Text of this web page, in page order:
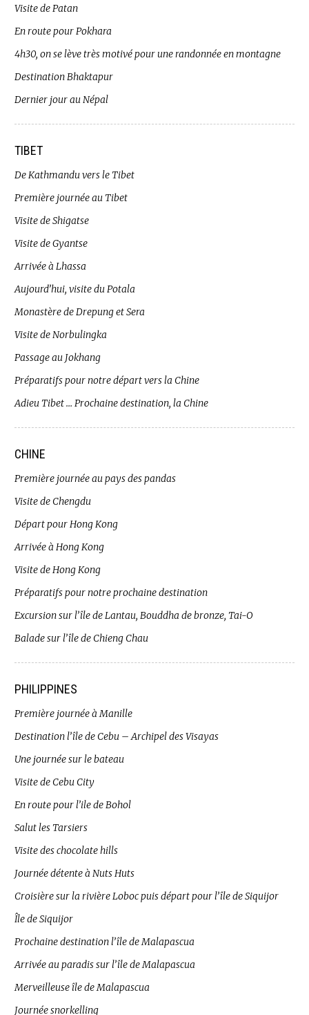
Visite de Patan
En route pour Pokhara
4h30, on se lève très motivé pour une randonnée en montagne
Destination Bhaktapur
Dernier jour au Népal
TIBET
De Kathmandu vers le Tibet
Première journée au Tibet
Visite de Shigatse
Visite de Gyantse
Arrivée à Lhassa
Aujourd’hui, visite du Potala
Monastère de Drepung et Sera
Visite de Norbulingka
Passage au Jokhang
Préparatifs pour notre départ vers la Chine
Adieu Tibet … Prochaine destination, la Chine
CHINE
Première journée au pays des pandas
Visite de Chengdu
Départ pour Hong Kong
Arrivée à Hong Kong
Visite de Hong Kong
Préparatifs pour notre prochaine destination
Excursion sur l’île de Lantau, Bouddha de bronze, Tai-O
Balade sur l’île de Chieng Chau
PHILIPPINES
Première journée à Manille
Destination l’île de Cebu – Archipel des Visayas
Une journée sur le bateau
Visite de Cebu City
En route pour l’ile de Bohol
Salut les Tarsiers
Visite des chocolate hills
Journée détente à Nuts Huts
Croisière sur la rivière Loboc puis départ pour l’île de Siquijor
Île de Siquijor
Prochaine destination l’île de Malapascua
Arrivée au paradis sur l’île de Malapascua
Merveilleuse île de Malapascua
Journée snorkelling